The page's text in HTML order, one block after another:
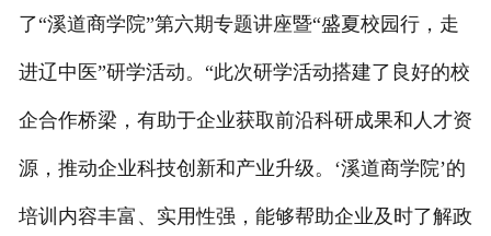
了“溪道商学院”第六期专题讲座暨“盛夏校园行，走
进辽中医”研学活动。“此次研学活动搭建了良好的校
企合作桥梁，有助于企业获取前沿科研成果和人才资
源，推动企业科技创新和产业升级。‘溪道商学院’的
培训内容丰富、实用性强，能够帮助企业及时了解政